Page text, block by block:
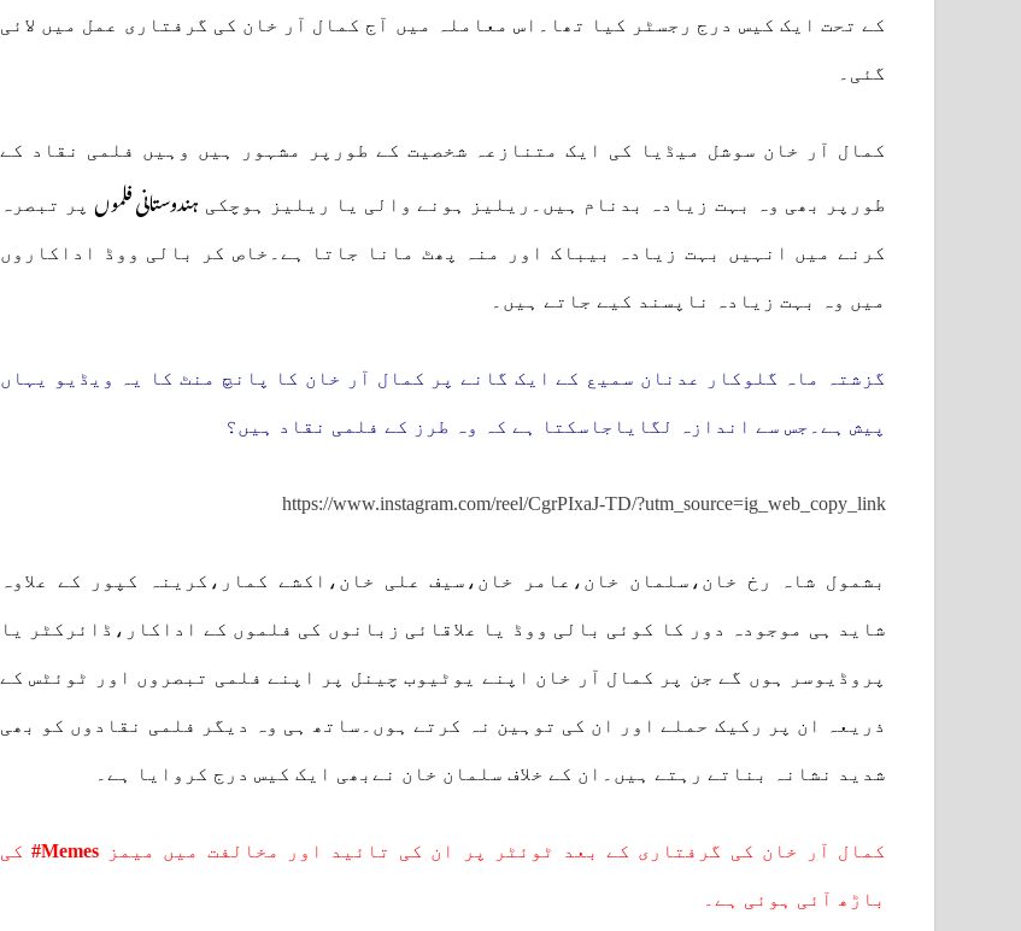
کے تحت ایک کیس درج رجسٹر کیا تھا۔اس معاملہ میں آج کمال آر خان کی گرفتاری عمل میں لائی
گئی۔
کمال آر خان سوشل میڈیا کی ایک متنازعہ شخصیت کے طورپر مشہور ہیں وہیں فلمی نقاد کے
طورپر بھی وہ بہت زیادہ بدنام ہیں۔ریلیز ہونے والی یا ریلیز ہوچکی ہندوستانی فلموں پر تبصرہ
کرنے میں انہیں بہت زیادہ بیباک اور منہ پھٹ مانا جاتا ہے۔خاص کر بالی ووڈ اداکاروں
میں وہ بہت زیادہ ناپسند کیے جاتے ہیں۔
گزشتہ ماہ گلوکار عدنان سمیع کے ایک گانے پر کمال آر خان کا پانچ منٹ کا یہ ویڈیو یہاں
پیش ہے۔جس سے اندازہ لگایاجاسکتا ہے کہ وہ طرز کے فلمی نقاد ہیں؟
https://www.instagram.com/reel/CgrPIxaJ-TD/?utm_source=ig_web_copy_link
بشمول شاہ رخ خان،سلمان خان،عامر خان،سیف علی خان،اکشے کمار،کرینہ کپور کے علاوہ
شاید ہی موجودہ دور کا کوئی بالی ووڈ یا علاقائی زبانوں کی فلموں کے اداکار،ڈائرکٹر یا
پروڈیوسر ہوں گے جن پر کمال آر خان اپنے یوٹیوب چینل پر اپنے فلمی تبصروں اور ٹوئٹس کے
ذریعہ ان پر رکیک حملے اور ان کی توہین نہ کرتے ہوں۔ساتھ ہی وہ دیگر فلمی نقادوں کو بھی
شدید نشانہ بناتے رہتے ہیں۔ان کے خلاف سلمان خان نےبھی ایک کیس درج کروایا ہے۔
کمال آر خان کی گرفتاری کے بعد ٹوئٹر پر ان کی تائید اور مخالفت میں میمز Memes# کی
باڑھ آئی ہوئی ہے۔